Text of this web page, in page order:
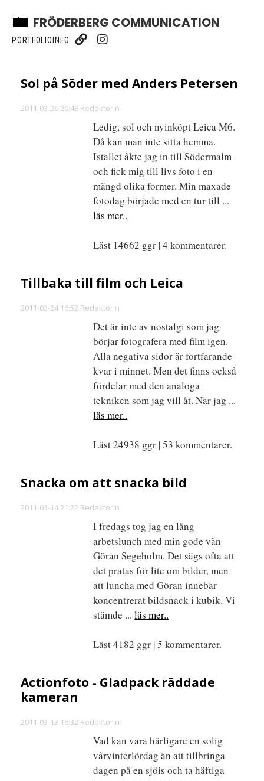
FRÖDERBERG COMMUNICATION
PORTFOLIOINFO
Sol på Söder med Anders Petersen
2011-03-26 20:43 Redaktör'n
Ledig, sol och nyinköpt Leica M6.
Då kan man inte sitta hemma.
Istället åkte jag in till Södermalm
och fick mig till livs foto i en
mängd olika former. Min maxade
fotodag började med en tur till ...
läs mer..
Läst 14662 ggr | 4 kommentarer.
Tillbaka till film och Leica
2011-03-24 16:52 Redaktör'n
Det är inte av nostalgi som jag
börjar fotografera med film igen.
Alla negativa sidor är fortfarande
kvar i minnet. Men det finns också
fördelar med den analoga
tekniken som jag vill åt. När jag ...
läs mer..
Läst 24938 ggr | 53 kommentarer.
Snacka om att snacka bild
2011-03-14 21:22 Redaktör'n
I fredags tog jag en lång
arbetslunch med min gode vän
Göran Segeholm. Det sägs ofta att
det pratas för lite om bilder, men
att luncha med Göran innebär
koncentrerat bildsnack i kubik. Vi
stämde ...läs mer..
Läst 4182 ggr | 5 kommentarer.
Actionfoto - Gladpack räddade
kameran
2011-03-13 16:32 Redaktör'n
Vad kan vara härligare en solig
vårvinterlördag än att tillbringa
dagen på en sjöis och ta häftiga